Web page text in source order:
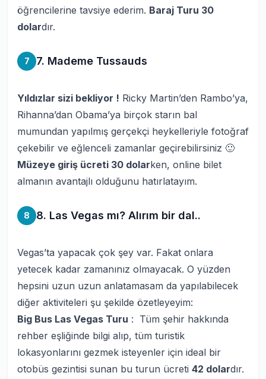
öğrencilerine tavsiye ederim. Baraj Turu 30
dolardır.
7 7. Mademe Tussauds
Yıldızlar sizi bekliyor ! Ricky Martin’den Rambo’ya,
Rihanna’dan Obama’ya birçok starın bal
mumundan yapılmış gerçekçi heykelleriyle fotoğraf
çekebilir ve eğlenceli zamanlar geçirebilirsiniz 🙂
Müzeye giriş ücreti 30 dolarken, online bilet
almanın avantajlı olduğunu hatırlatayım.
8 8. Las Vegas mı? Alırım bir dal..
Vegas’ta yapacak çok şey var. Fakat onlara
yetecek kadar zamanınız olmayacak. O yüzden
hepsini uzun uzun anlatamasam da yapılabilecek
diğer aktiviteleri şu şekilde özetleyeyim:
Big Bus Las Vegas Turu : Tüm şehir hakkında
rehber eşliğinde bilgi alıp, tüm turistik
lokasyonlarını gezmek isteyenler için ideal bir
otobüs gezintisi sunan bu turun ücreti 42 dolardır.